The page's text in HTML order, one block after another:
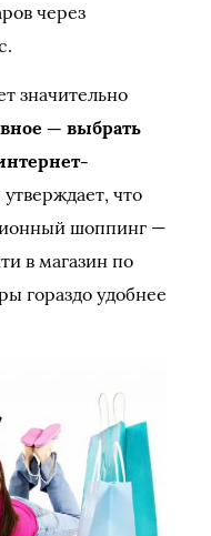
через
значительно
— выбрать
что
шоппинг —
в магазин по
гораздо удобнее